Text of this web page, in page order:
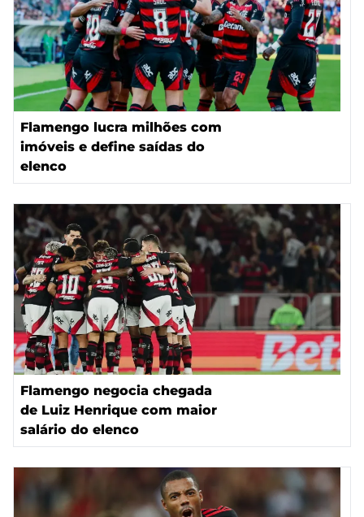
Flamengo lucra milhões com
imóveis e define saídas do
elenco
Flamengo negocia chegada
de Luiz Henrique com maior
salário do elenco